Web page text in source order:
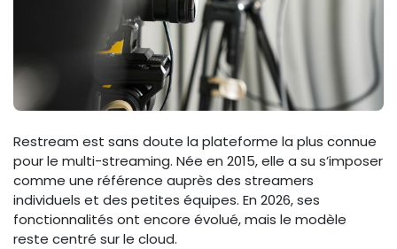
Restream est sans doute la plateforme la plus connue
pour le multi-streaming. Née en 2015, elle a su s’imposer
comme une référence auprès des streamers
individuels et des petites équipes. En 2026, ses
fonctionnalités ont encore évolué, mais le modèle
reste centré sur le cloud.